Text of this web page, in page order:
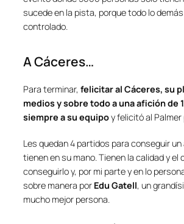
sucede en la pista, porque todo lo
controlado.
A Cáceres…
Para terminar, felicitar al Cáceres, su
medios y sobre todo a una afición de
siempre a su equipoy felicitó al
Les quedan 4 partidos para conseguir
tienen en su mano. Tienen la calidad y el
conseguirlo y, por mi parte y en lo
sobre manera por Edu Gatell, un
mucho mejor persona.